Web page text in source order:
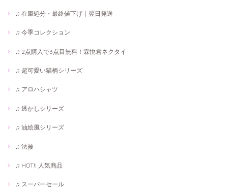
♫ 在庫処分・最終値下げ｜翌日発送
♫ 今季コレクション
♫ 2点購入で3点目無料！霖悅君ネクタイ
♫ 超可愛い猫柄シリーズ
♫ アロハシャツ
♫ 透かしシリーズ
♫ 油絵風シリーズ
♫ 法被
♫ HOT!! 人気商品
♫ スーパーセール